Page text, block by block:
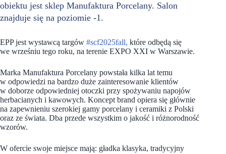
obiektu jest sklep Manufaktura Porcelany. Salon
znajduje się na poziomie -1.
EPP jest wystawcą targów #scf2025fall, które odbędą się
we wrześniu tego roku, na terenie EXPO XXI w Warszawie.
Marka Manufaktura Porcelany powstała kilka lat temu
w odpowiedzi na bardzo duże zainteresowanie klientów
w doborze odpowiedniej otoczki przy spożywaniu napojów
herbacianych i kawowych. Koncept brand opiera się głównie
na zapewnieniu szerokiej gamy porcelany i ceramiki z Polski
oraz ze świata. Dba przede wszystkim o jakość i różnorodność
wzorów.
W ofercie swoje miejsce mają: gładka klasyka, tradycyjny